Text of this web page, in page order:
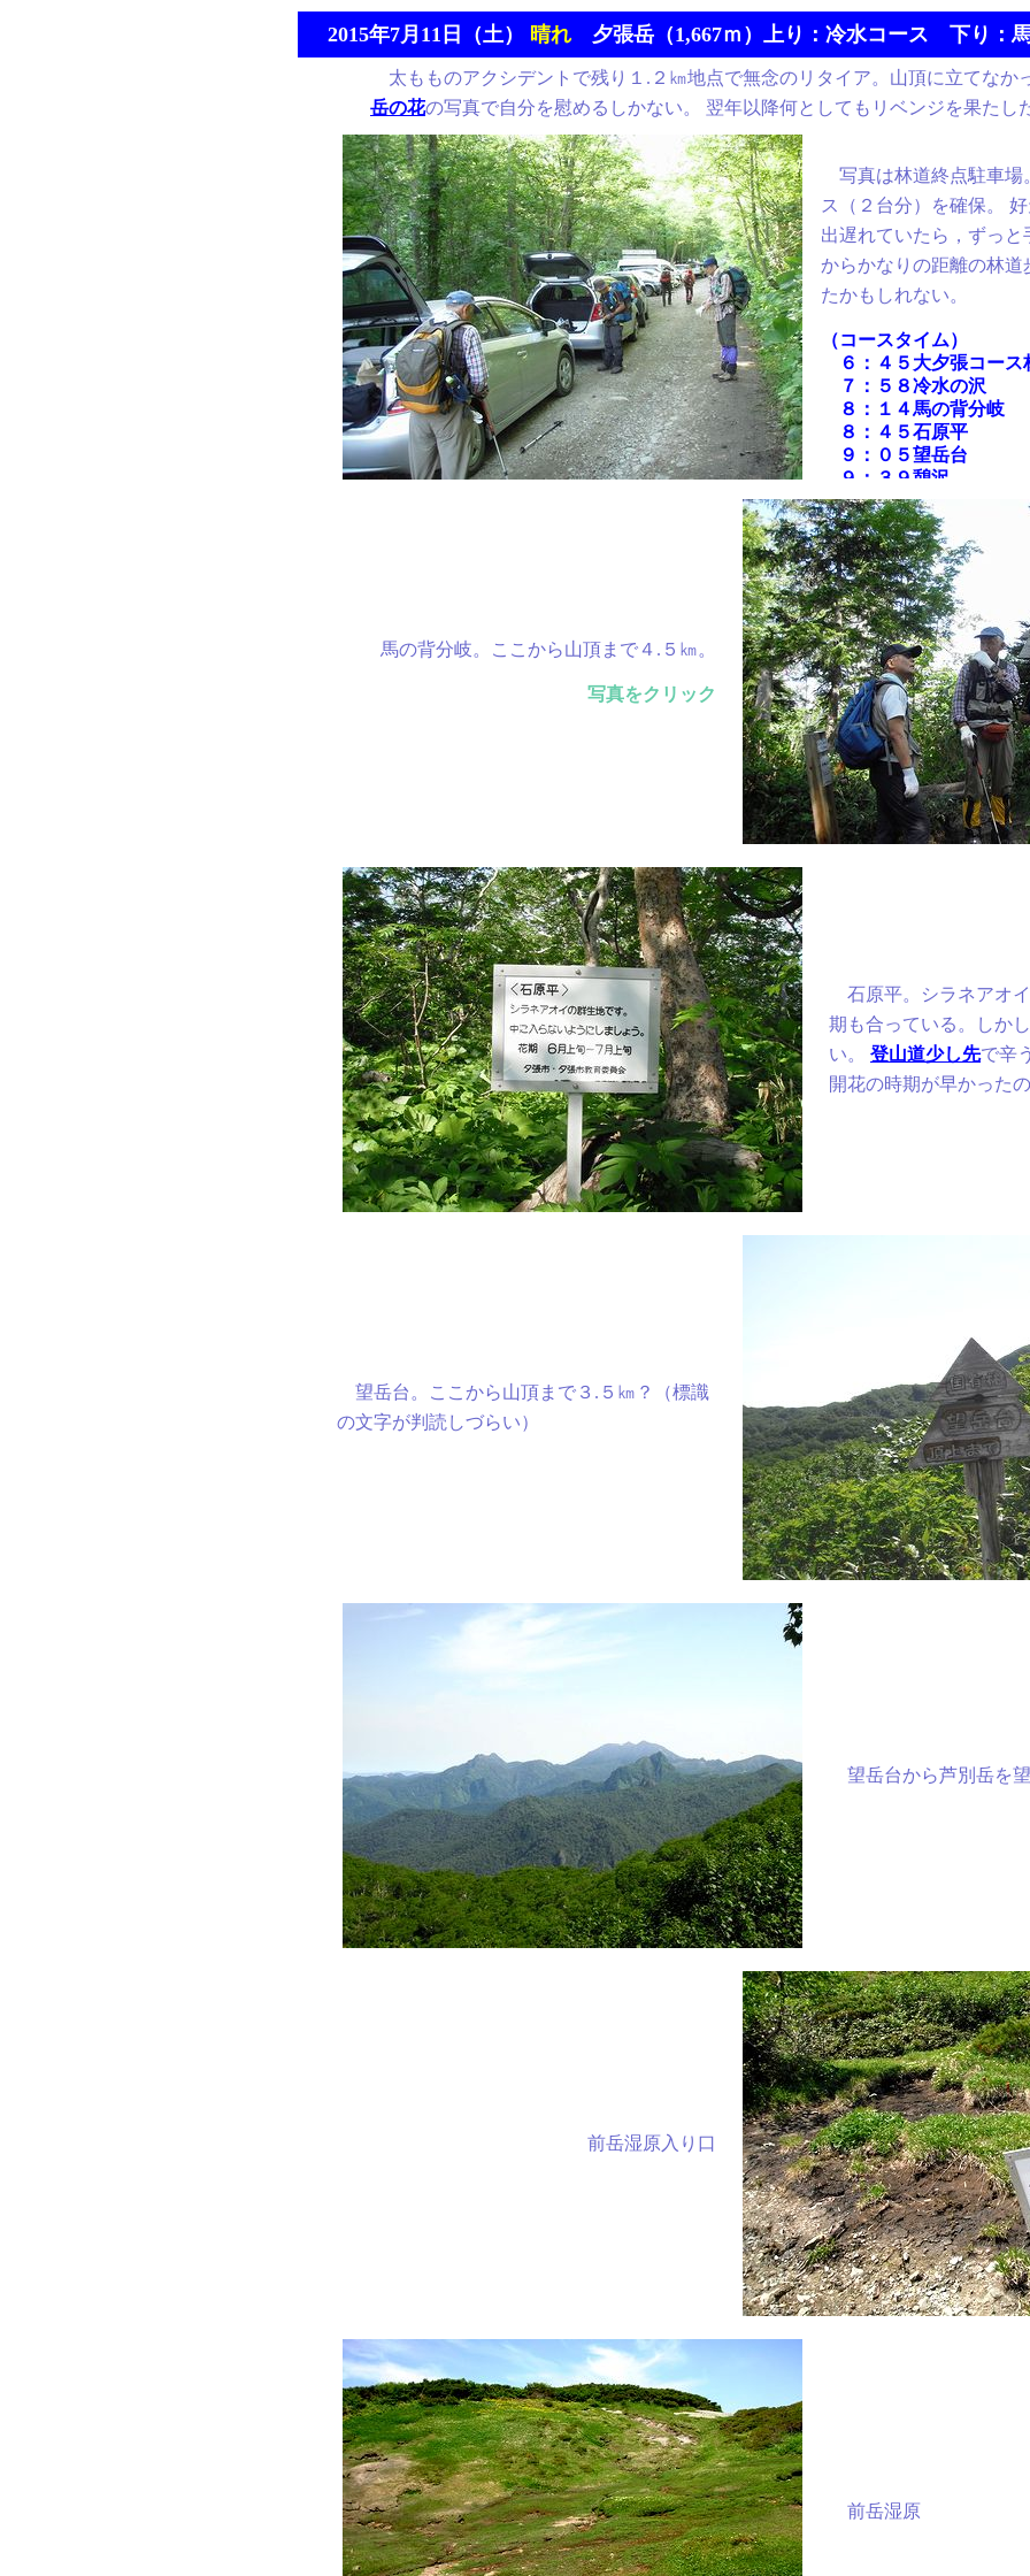
2015年7月11日（土） 晴れ夕張岳（1,667ｍ）上り：冷水コース 下り：
太もものアクシデントで残り１.２㎞地点で無念のリタイア。山頂に立てなか
岳の花の写真で自分を慰めるしかない。 翌年以降何としてもリベンジを果たし
写真は林道終点駐車場
ス（２台分）を確保。
出遅れていたら，ずっ
からかなりの距離の林道
たかもしれない。
（コースタイム）
６：４５大夕張コース
７：５８冷水の沢
８：１４馬の背分岐
８：４５石原平
９：０５望岳台
９：３９憩沢
（ガマ岩、男岩通過）
１０：３０ 約1400ｍ
のためリタイヤ
１０：５９吹き通し
１１：２５夕張岳山頂
１２：００昼食後山頂発
１２：１８吹き通し
１３：１３憩沢
１３：３１望岳台
１３：４０石原平 メン
１４：１５馬の背分岐
１５：２５ヒュッテ
１５：４４林道終点駐車
（Ｔ・Ｋ・Ｈ・Ｎ氏と
から。）
馬の背分岐。ここから山頂まで４.５㎞。
写真をクリック
石原平。シラネアオ
期も合っている。しか
い。 登山道少し先で辛
開花の時期が早かった
望岳台。ここから山頂まで３.５㎞？（標識
の文字が判読しづらい）
望岳台から芦別岳を
前岳湿原入り口
前岳湿原